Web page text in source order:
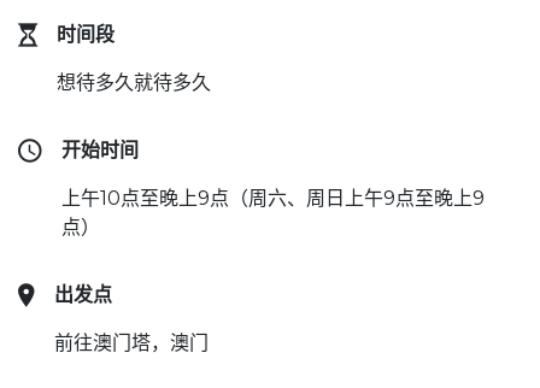
时间段
想待多久就待多久
开始时间
上午10点至晚上9点（周六、周日上午9点至晚上9
点）
出发点
前往澳门塔，澳门